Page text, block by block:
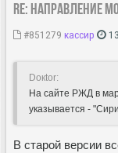
Re: Направление
#851279 кассир
Doкtor:
На сайте РЖД в
указывается -
В старой версии